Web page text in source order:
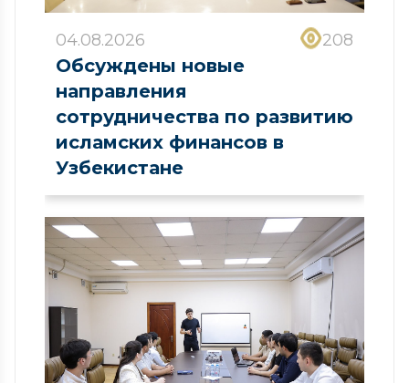
04.08.2026 208
Обсуждены новые
направления
сотрудничества по развитию
исламских финансов в
Узбекистане